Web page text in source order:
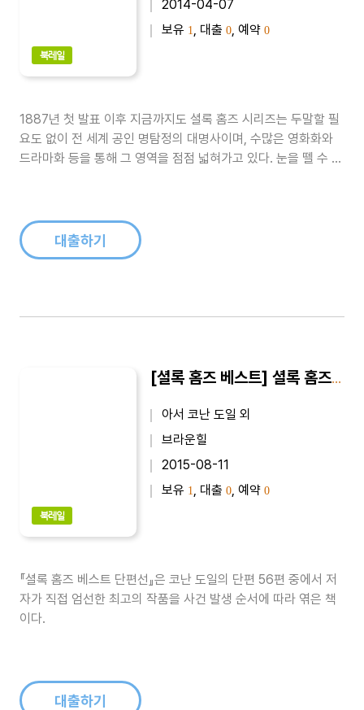
북레일
2014-04-07
보유 1, 대출 0, 예약 0
1887년 첫 발표 이후 지금까지도 셜록 홈즈 시리즈는 두말할 필
요도 없이 전 세계 공인 명탐정의 대명사이며, 수많은 영화화와
드라마화 등을 통해 그 영역을 점점 넓혀가고 있다. 눈을 뗄 수 없
니라 논리력과 창의력, 독해력과 지식을 키우는 양서로 활용해도
손색없게 만든다...
대출하기
북레일
[셜록 홈즈 베스트] 셜록 홈즈 베스트 단편선
아서 코난 도일 외
브라운힐
2015-08-11
보유 1, 대출 0, 예약 0
『셜록 홈즈 베스트 단편선』은 코난 도일의 단편 56편 중에서 저
자가 직접 엄선한 최고의 작품을 사건 발생 순서에 따라 엮은 책
이다.
대출하기